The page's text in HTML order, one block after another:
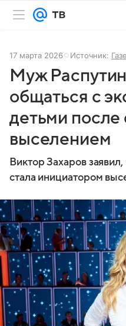
17 марта 2026 Источник:
Муж
общаться с
детьми после
выселением
Виктор Захаров
стала инициатором